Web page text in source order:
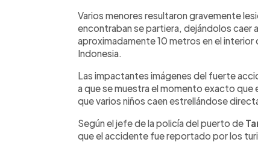
Escuchar artículo
Varios menores resultaron gravemente
encontraban se partiera, dejándolos caer
aproximadamente 10 metros en el interior
Indonesia.
Las impactantes imágenes del fuerte
a que se muestra el momento exacto que
que varios niños caen estrellándose
Según el jefe de la policía del puerto de
que el accidente fue reportado por los